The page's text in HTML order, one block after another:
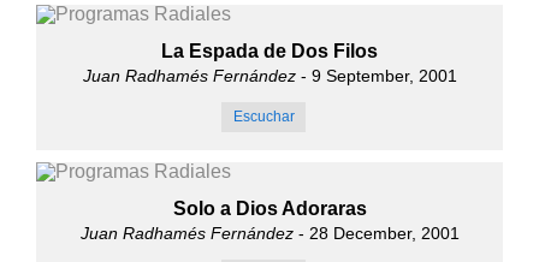
La Espada de Dos Filos
Juan Radhamés Fernández- 9 September, 2001
Escuchar
Solo a Dios Adoraras
Juan Radhamés Fernández- 28 December, 2001